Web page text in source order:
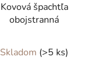
Kovová špachtľa
obojstranná
Skladom (>5 ks)